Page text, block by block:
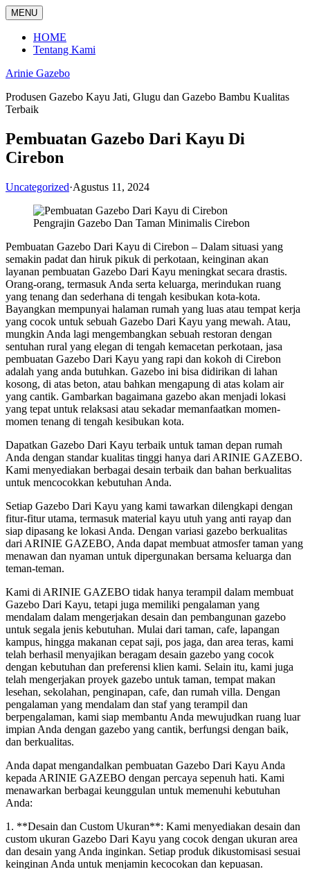
Langsung
ke
konten
MENU
HOME
Tentang Kami
Arinie Gazebo
Produsen Gazebo Kayu Jati, Glugu dan Gazebo Bambu Kualitas
Terbaik
Pembuatan Gazebo Dari Kayu Di
Cirebon
Uncategorized·Agustus 11, 2024
Pengrajin Gazebo Dan Taman Minimalis Cirebon
Pembuatan Gazebo Dari Kayu di Cirebon – Dalam situasi yang
semakin padat dan hiruk pikuk di perkotaan, keinginan akan
layanan pembuatan Gazebo Dari Kayu meningkat secara drastis.
Orang-orang, termasuk Anda serta keluarga, merindukan ruang
yang tenang dan sederhana di tengah kesibukan kota-kota.
Bayangkan mempunyai halaman rumah yang luas atau tempat kerja
yang cocok untuk sebuah Gazebo Dari Kayu yang mewah. Atau,
mungkin Anda lagi mengembangkan sebuah restoran dengan
sentuhan rural yang elegan di tengah kemacetan perkotaan, jasa
pembuatan Gazebo Dari Kayu yang rapi dan kokoh di Cirebon
adalah yang anda butuhkan. Gazebo ini bisa didirikan di lahan
kosong, di atas beton, atau bahkan mengapung di atas kolam air
yang cantik. Gambarkan bagaimana gazebo akan menjadi lokasi
yang tepat untuk relaksasi atau sekadar memanfaatkan momen-
momen tenang di tengah kesibukan kota.
Dapatkan Gazebo Dari Kayu terbaik untuk taman depan rumah
Anda dengan standar kualitas tinggi hanya dari ARINIE GAZEBO.
Kami menyediakan berbagai desain terbaik dan bahan berkualitas
untuk mencocokkan kebutuhan Anda.
Setiap Gazebo Dari Kayu yang kami tawarkan dilengkapi dengan
fitur-fitur utama, termasuk material kayu utuh yang anti rayap dan
siap dipasang ke lokasi Anda. Dengan variasi gazebo berkualitas
dari ARINIE GAZEBO, Anda dapat membuat atmosfer taman yang
menawan dan nyaman untuk dipergunakan bersama keluarga dan
teman-teman.
Kami di ARINIE GAZEBO tidak hanya terampil dalam membuat
Gazebo Dari Kayu, tetapi juga memiliki pengalaman yang
mendalam dalam mengerjakan desain dan pembangunan gazebo
untuk segala jenis kebutuhan. Mulai dari taman, cafe, lapangan
kampus, hingga makanan cepat saji, pos jaga, dan area teras, kami
telah berhasil menyajikan beragam desain gazebo yang cocok
dengan kebutuhan dan preferensi klien kami. Selain itu, kami juga
telah mengerjakan proyek gazebo untuk taman, tempat makan
lesehan, sekolahan, penginapan, cafe, dan rumah villa. Dengan
pengalaman yang mendalam dan staf yang terampil dan
berpengalaman, kami siap membantu Anda mewujudkan ruang luar
impian Anda dengan gazebo yang cantik, berfungsi dengan baik,
dan berkualitas.
Anda dapat mengandalkan pembuatan Gazebo Dari Kayu Anda
kepada ARINIE GAZEBO dengan percaya sepenuh hati. Kami
menawarkan berbagai keunggulan untuk memenuhi kebutuhan
Anda:
1. **Desain dan Custom Ukuran**: Kami menyediakan desain dan
custom ukuran Gazebo Dari Kayu yang cocok dengan ukuran area
dan desain yang Anda inginkan. Setiap produk dikustomisasi sesuai
keinginan Anda untuk menjamin kecocokan dan kepuasan.